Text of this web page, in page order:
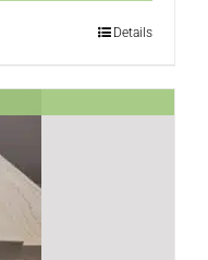
Details